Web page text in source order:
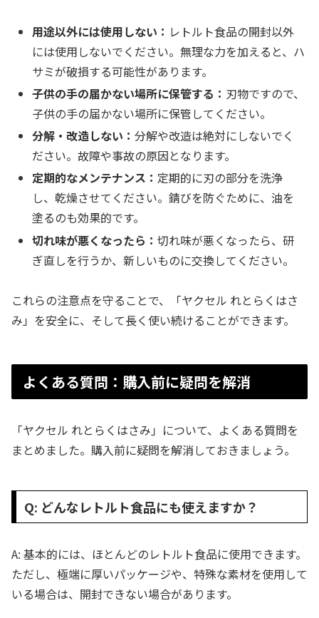
用途以外には使用しない： レトルト食品の開封以外
には使用しないでください。無理な力を加えると、ハ
サミが破損する可能性があります。
子供の手の届かない場所に保管する： 刃物ですので、
子供の手の届かない場所に保管してください。
分解・改造しない：分解や改造は絶対にしないでく
ださい。故障や事故の原因となります。
定期的なメンテナンス： 定期的に刃の部分を洗浄
し、乾燥させてください。錆びを防ぐために、油を
塗るのも効果的です。
切れ味が悪くなったら：切れ味が悪くなったら、研
ぎ直しを行うか、新しいものに交換してください。
これらの注意点を守ることで、「ヤクセル れとらくはさ
み」を安全に、そして長く使い続けることができます。
よくある質問：購入前に疑問を解消
「ヤクセル れとらくはさみ」について、よくある質問を
まとめました。購入前に疑問を解消しておきましょう。
Q: どんなレトルト食品にも使えますか？
A: 基本的には、ほとんどのレトルト食品に使用できます。
ただし、極端に厚いパッケージや、特殊な素材を使用して
いる場合は、開封できない場合があります。